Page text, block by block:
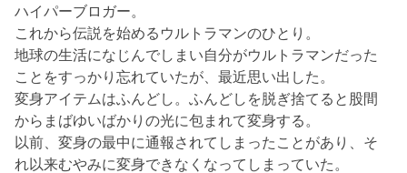
ハイパーブロガー。
これから伝説を始めるウルトラマンのひとり。
地球の生活になじんでしまい自分がウルトラマンだった
ことをすっかり忘れていたが、最近思い出した。
変身アイテムはふんどし。ふんどしを脱ぎ捨てると股間
からまばゆいばかりの光に包まれて変身する。
以前、変身の最中に通報されてしまったことがあり、そ
れ以来むやみに変身できなくなってしまっていた。